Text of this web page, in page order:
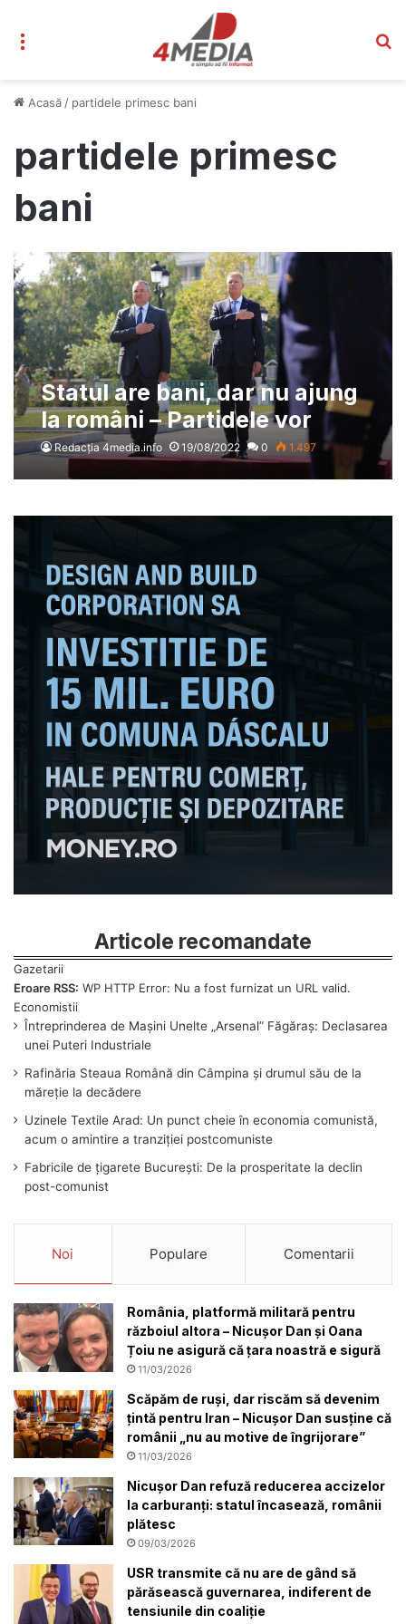
Acasă / partidele primesc bani
partidele primesc
bani
Statul are bani, dar nu ajung
la români – Partidele vor
primi și mai mulți bani de la
bugetul de stat
Redacția 4media.info 19/08/2022 0 1.497
Articole recomandate
Eroare RSS: WP HTTP Error: Nu a fost furnizat un URL valid.
Întreprinderea de Mașini Unelte „Arsenal” Făgăraș: Declasarea
unei Puteri Industriale
Rafinăria Steaua Română din Câmpina și drumul său de la
măreție la decădere
Uzinele Textile Arad: Un punct cheie în economia comunistă,
acum o amintire a tranziției postcomuniste
Fabricile de țigarete București: De la prosperitate la declin
post-comunist
Noi Populare Comentarii
România, platformă militară pentru
războiul altora – Nicușor Dan și Oana
Țoiu ne asigură că țara noastră e sigură
11/03/2026
Scăpăm de ruși, dar riscăm să devenim
țintă pentru Iran – Nicușor Dan susține că
românii „nu au motive de îngrijorare”
11/03/2026
Nicușor Dan refuză reducerea accizelor
la carburanți: statul încasează, românii
plătesc
09/03/2026
USR transmite că nu are de gând să
părăsească guvernarea, indiferent de
tensiunile din coaliție